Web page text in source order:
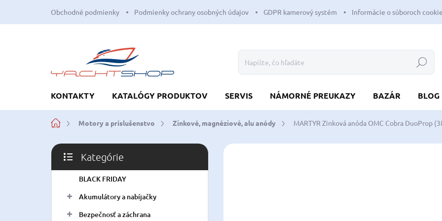
obsah
Obchodné podmienky Podmienky ochrany osobných údajov GDPR kamerový systém Informácie o súboroch
Hľadať
KONTAKTY KATALÓGY PRODUKTOV SERVIS NÁMORNÉ PREUKAZY BAZÁR BLOG
DomovMotory a príslušenstvo Zinkové, magnéziové, alu anódy MARTYR Zinková anóda OMC Cobra DuoProp
B
č
Preskočiť
kategórie
Kategórie
BLACK FRIDAY
Akumulátory a nabíjačky
Bezpečnosť a záchrana